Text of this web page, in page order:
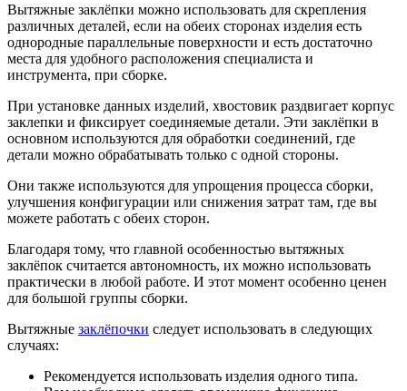
Вытяжные заклёпки можно использовать для скрепления
различных деталей, если на обеих сторонах изделия есть
однородные параллельные поверхности и есть достаточно
места для удобного расположения специалиста и
инструмента, при сборке.
При установке данных изделий, хвостовик раздвигает корпус
заклепки и фиксирует соединяемые детали. Эти заклёпки в
основном используются для обработки соединений, где
детали можно обрабатывать только с одной стороны.
Они также используются для упрощения процесса сборки,
улучшения конфигурации или снижения затрат там, где вы
можете работать с обеих сторон.
Благодаря тому, что главной особенностью вытяжных
заклёпок считается автономность, их можно использовать
практически в любой работе. И этот момент особенно ценен
для большой группы сборки.
Вытяжные заклёпочки следует использовать в следующих
случаях:
Рекомендуется использовать изделия одного типа.